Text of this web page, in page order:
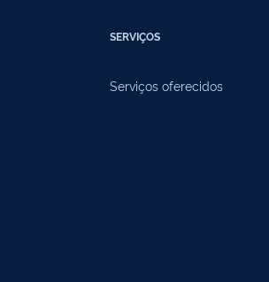
SERVIÇOS
Serviços oferecidos